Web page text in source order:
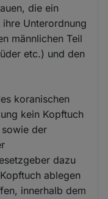
die ein
Unterordnung
männlichen Teil
etc.) und den
koranischen
kein Kopftuch
der
dazu
ablegen
innerhalb dem